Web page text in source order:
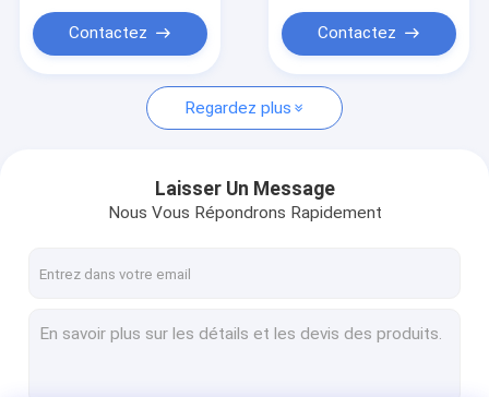
Nous contacter
Les affaires
Système de cloisons vitrées
Contactez Contactez
Regardez plus
Laisser Un Message
Nous Vous Répondrons Rapidement